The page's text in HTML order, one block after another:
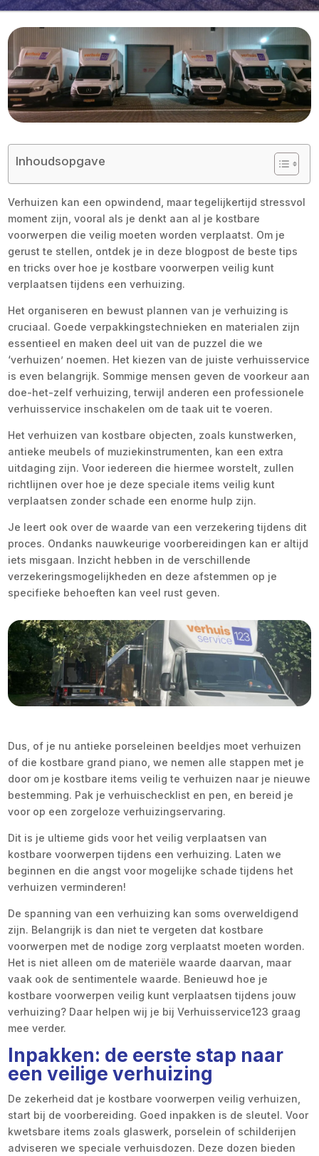
Inhoudsopgave
Verhuizen kan een opwindend, maar tegelijkertijd stressvol
moment zijn, vooral als je denkt aan al je kostbare
voorwerpen die veilig moeten worden verplaatst. Om je
gerust te stellen, ontdek je in deze blogpost de beste tips
en tricks over hoe je kostbare voorwerpen veilig kunt
verplaatsen tijdens een verhuizing.
Het organiseren en bewust plannen van je verhuizing is
cruciaal. Goede verpakkingstechnieken en materialen zijn
essentieel en maken deel uit van de puzzel die we
‘verhuizen’ noemen. Het kiezen van de juiste verhuisservice
is even belangrijk. Sommige mensen geven de voorkeur aan
doe-het-zelf verhuizing, terwijl anderen een professionele
verhuisservice inschakelen om de taak uit te voeren.
Het verhuizen van kostbare objecten, zoals kunstwerken,
antieke meubels of muziekinstrumenten, kan een extra
uitdaging zijn. Voor iedereen die hiermee worstelt, zullen
richtlijnen over hoe je deze speciale items veilig kunt
verplaatsen zonder schade een enorme hulp zijn.
Je leert ook over de waarde van een verzekering tijdens dit
proces. Ondanks nauwkeurige voorbereidingen kan er altijd
iets misgaan. Inzicht hebben in de verschillende
verzekeringsmogelijkheden en deze afstemmen op je
specifieke behoeften kan veel rust geven.
Dus, of je nu antieke porseleinen beeldjes moet verhuizen
of die kostbare grand piano, we nemen alle stappen met je
door om je kostbare items veilig te verhuizen naar je nieuwe
bestemming. Pak je verhuischecklist en pen, en bereid je
voor op een zorgeloze verhuizingservaring.
Dit is je ultieme gids voor het veilig verplaatsen van
kostbare voorwerpen tijdens een verhuizing. Laten we
beginnen en die angst voor mogelijke schade tijdens het
verhuizen verminderen!
De spanning van een verhuizing kan soms overweldigend
zijn. Belangrijk is dan niet te vergeten dat kostbare
voorwerpen met de nodige zorg verplaatst moeten worden.
Het is niet alleen om de materiële waarde daarvan, maar
vaak ook de sentimentele waarde. Benieuwd hoe je
kostbare voorwerpen veilig kunt verplaatsen tijdens jouw
verhuizing? Daar helpen wij je bij Verhuisservice123 graag
mee verder.
Inpakken: de eerste stap naar
een veilige verhuizing
De zekerheid dat je kostbare voorwerpen veilig verhuizen,
start bij de voorbereiding. Goed inpakken is de sleutel. Voor
kwetsbare items zoals glaswerk, porselein of schilderijen
adviseren we speciale verhuisdozen. Deze dozen bieden